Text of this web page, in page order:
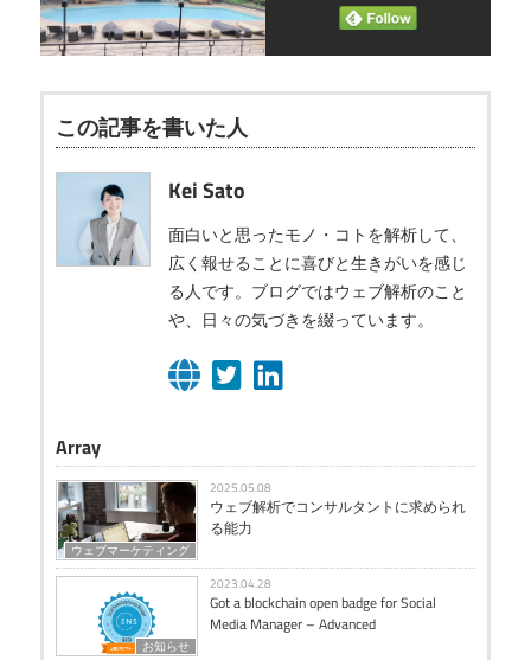
この記事を書いた人
Kei Sato
面白いと思ったモノ・コトを解析して、
広く報せることに喜びと生きがいを感じ
る人です。ブログではウェブ解析のこと
や、日々の気づきを綴っています。
Array
ウェブマーケティング
2025.05.08
ウェブ解析でコンサルタントに求められ
る能力
お知らせ
2023.04.28
Got a blockchain open badge for Social
Media Manager – Advanced